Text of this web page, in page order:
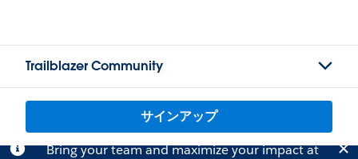
Trailblazer Community
サインアップ
Bring your team and maximize your impact at